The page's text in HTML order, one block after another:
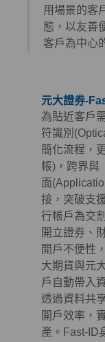
用場景的客
態，以友善
客戶為中心
元大證券-
為貼近客戶
符識別
簡化流程，
帳)，跨界與
面
接，突破支
行帳戶為交
開立證券、
開戶不便性
大期貨與元
戶自動帶入
透過資料共
開戶效率，
產。Fast-ID